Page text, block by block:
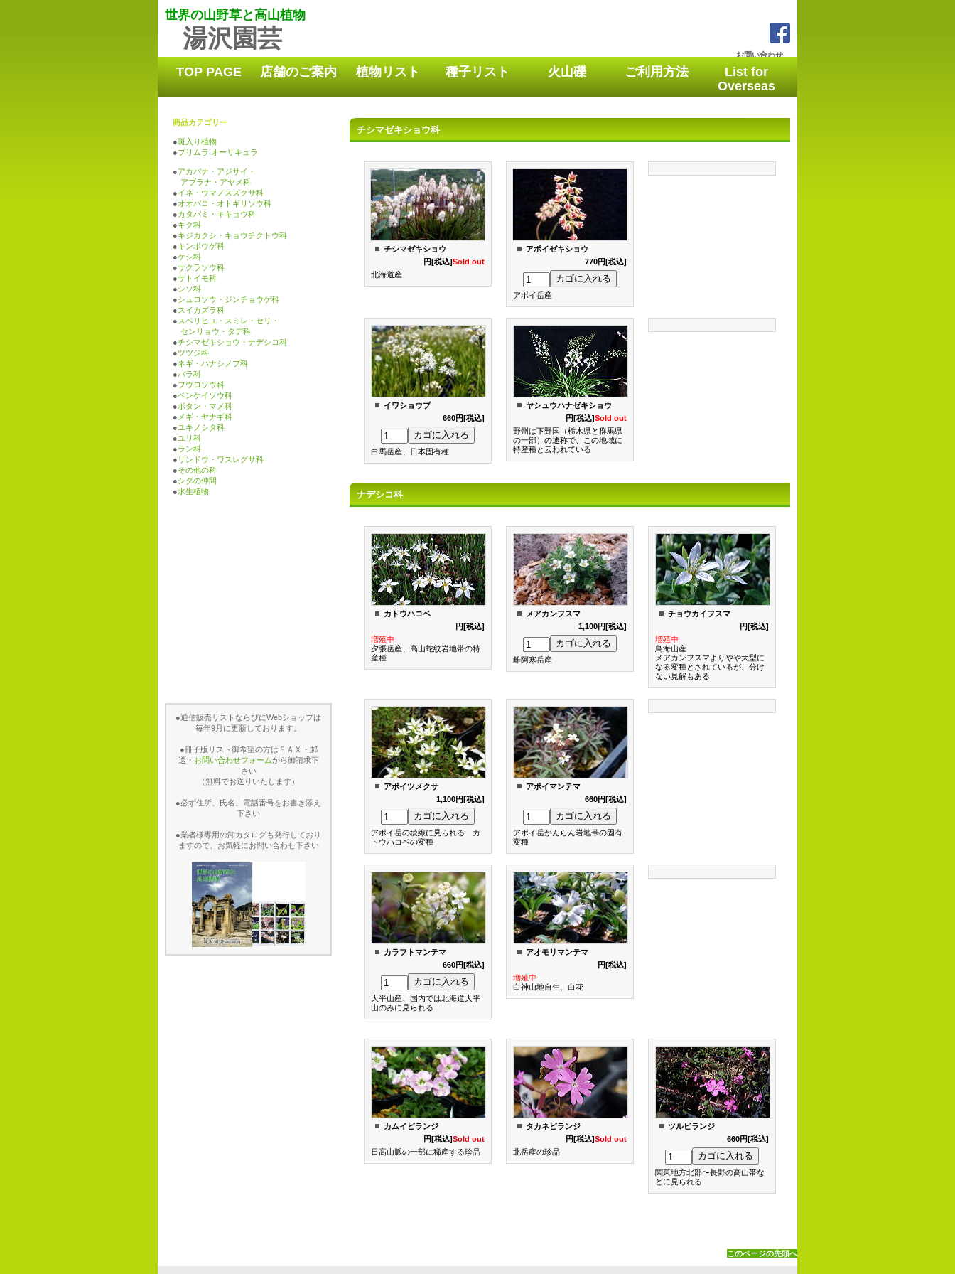
世界の山野草と高山植物
湯沢園芸
お問い合わせ
チシマゼキショウ科
チシマゼキショウ
円[税込]Sold out
北海道産
アポイゼキショウ
770円[税込]
アポイ岳産
イワショウブ
660円[税込]
白馬岳産、日本固有種
ヤシュウハナゼキショウ
円[税込]Sold out
野州は下野国（栃木県と群馬県
の一部）の通称で、この地域に
特産種と云われている
ナデシコ科
カトウハコベ
円[税込]
増殖中
夕張岳産、高山蛇紋岩地帯の特
産種
メアカンフスマ
1,100円[税込]
雌阿寒岳産
チョウカイフスマ
円[税込]
増殖中
鳥海山産
メアカンフスマよりやや大型に
なる変種とされているが、分け
ない見解もある
アポイツメクサ
1,100円[税込]
アポイ岳の稜線に見られる カ
トウハコベの変種
アポイマンテマ
660円[税込]
アポイ岳かんらん岩地帯の固有
変種
カラフトマンテマ
660円[税込]
大平山産、国内では北海道大平
山のみに見られる
アオモリマンテマ
円[税込]
増殖中
白神山地自生、白花
カムイビランジ
円[税込]Sold out
日高山脈の一部に稀産する珍品
タカネビランジ
円[税込]Sold out
北岳産の珍品
ツルビランジ
660円[税込]
関東地方北部〜長野の高山帯な
どに見られる
TOP PAGE 店舗のご案内 植物リスト 種子リスト 火山礫 ご利用方法
List for
Overseas
商品カテゴリー
●斑入り植物
●プリムラ オーリキュラ
●アカバナ・アジサイ・
アブラナ・アヤメ科
●イネ・ウマノスズクサ科
●オオバコ・オトギリソウ科
●カタバミ・キキョウ科
●キク科
●キジカクシ・キョウチクトウ科
●キンポウゲ科
●ケシ科
●サクラソウ科
●サトイモ科
●シソ科
●シュロソウ・ジンチョウゲ科
●スイカズラ科
●スベリヒユ・スミレ・セリ・
センリョウ・タデ科
●チシマゼキショウ・ナデシコ科
●ツツジ科
●ネギ・ハナシノブ科
●バラ科
●フウロソウ科
●ベンケイソウ科
●ボタン・マメ科
● メギ・ヤナギ科
● ユキノシタ科
● ユリ科
●ラン科
● リンドウ・ワスレグサ科
●その他の科
●シダの仲間
●水生植物
●通信販売リストならびにWebショップは
毎年9月に更新しております。
●冊子版リスト御希望の方はＦＡＸ・郵
送・ お問い合わせフォームから御請求下
さい
（無料でお送りいたします）
●必ず住所、氏名、電話番号をお書き添え
下さい
●業者様専用の卸カタログも発行しており
ますので、お気軽にお問い合わせ下さい
このページの先頭へ